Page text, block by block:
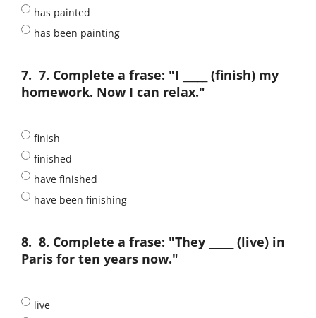
has painted
has been painting
7. 7. Complete a frase: "I _____ (finish) my
homework. Now I can relax."
finish
finished
have finished
have been finishing
8. 8. Complete a frase: "They _____ (live) in
Paris for ten years now."
live